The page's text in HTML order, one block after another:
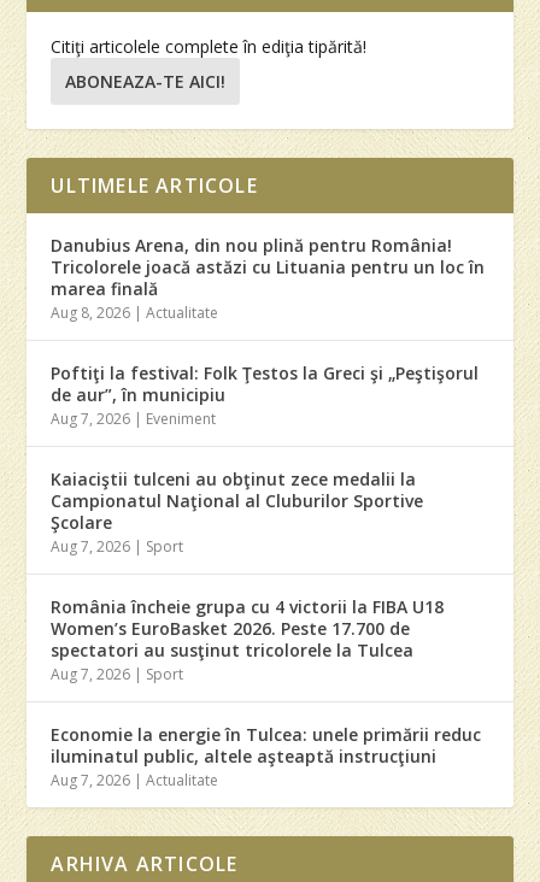
Citiţi articolele complete în ediţia tipărită!
ABONEAZA-TE AICI!
ULTIMELE ARTICOLE
Danubius Arena, din nou plină pentru România!
Tricolorele joacă astăzi cu Lituania pentru un loc în
marea finală
Aug 8, 2026 |Actualitate
Poftiţi la festival: Folk Ţestos la Greci şi „Peştişorul
de aur”, în municipiu
Aug 7, 2026 | Eveniment
Kaiaciştii tulceni au obţinut zece medalii la
Campionatul Naţional al Cluburilor Sportive
Şcolare
Aug 7, 2026 | Sport
România încheie grupa cu 4 victorii la FIBA U18
Women’s EuroBasket 2026. Peste 17.700 de
spectatori au susţinut tricolorele la Tulcea
Aug 7, 2026 | Sport
Economie la energie în Tulcea: unele primării reduc
iluminatul public, altele aşteaptă instrucţiuni
Aug 7, 2026 |Actualitate
ARHIVA ARTICOLE